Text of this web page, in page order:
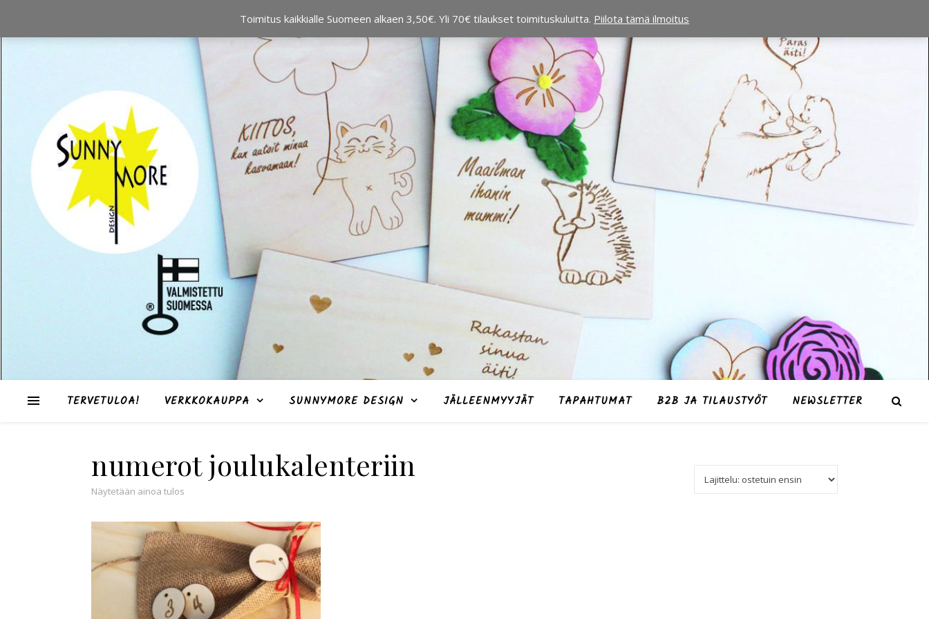
TERVETULOA! VERKKOKAUPPA SUNNYMORE DESIGN JÄLLEENMYYJÄT TAPAHTUMAT B2B JA TILAUSTYÖT NEWSLETTER
numerot joulukalenteriin
Näytetään ainoa tulos
Toimitus kaikkialle Suomeen alkaen 3,50€. Yli 70€ tilaukset toimituskuluitta. Piilota tämä ilmoitus